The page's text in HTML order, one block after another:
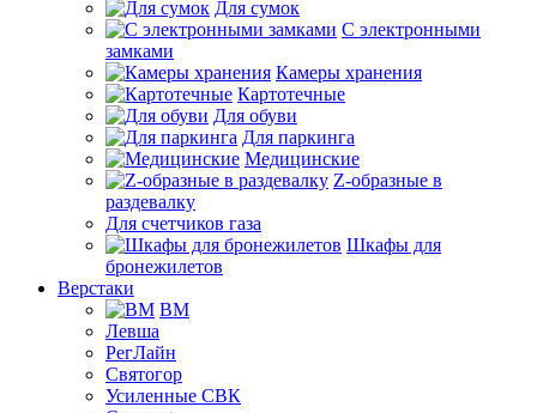
Для сумок
С электронными
замками
Камеры хранения
Картотечные
Для обуви
Для паркинга
Медицинские
Z-образные в
раздевалку
Для счетчиков газа
Шкафы для
бронежилетов
Верстаки
ВМ
Левша
РегЛайн
Святогор
Усиленные СВК